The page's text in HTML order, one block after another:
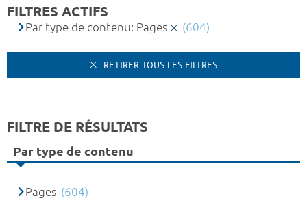
FILTRES ACTIFS
Par type de contenu: Pages (604)
RETIRER TOUS LES FILTRES
FILTRE DE RÉSULTATS
Par type de contenu
Pages (604)